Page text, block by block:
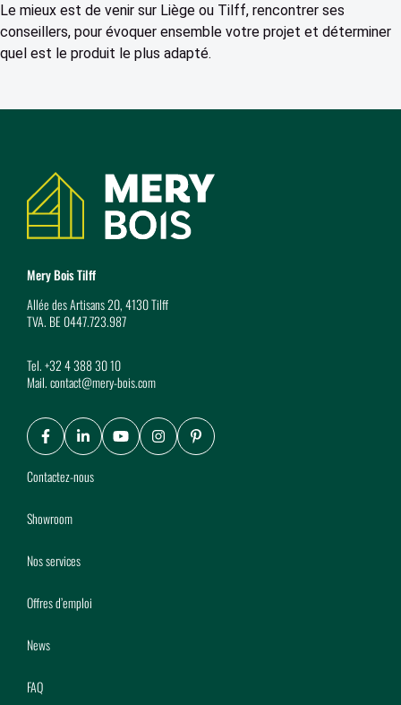
Le mieux est de venir sur Liège ou Tilff, rencontrer ses
conseillers, pour évoquer ensemble votre projet et déterminer
quel est le produit le plus adapté.
Coordonnées
Mery Bois Tilff
Allée des Artisans 20, 4130 Tilff
TVA. BE 0447.723.987
Tel.+32 4 388 30 10
Mail.contact@mery-bois.com
Facebook
LinkedIn
YoutubeInstagram
Pinterest
Contactez-nous
Showroom
Nos services
Offres d’emploi
News
FAQ